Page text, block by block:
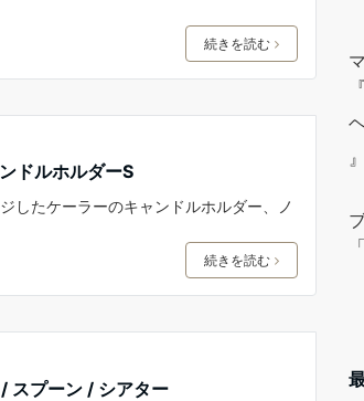
続きを読む
ドルホルダーS
したケーラーのキャンドルホルダー、ノ
続きを読む
スプーン / シアター
『
』